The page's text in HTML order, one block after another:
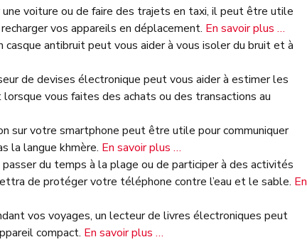
voiture ou de faire des trajets en taxi, il peut être utile
vos appareils en déplacement. En savoir plus …
casque antibruit peut vous aider à vous isoler du bruit et à
de devises électronique peut vous aider à estimer les
vous faites des achats ou des transactions au
sur votre smartphone peut être utile pour communiquer
la langue khmère. En savoir plus …
du temps à la plage ou de participer à des activités
de protéger votre téléphone contre l’eau et le sable. En
vos voyages, un lecteur de livres électroniques peut
compact. En savoir plus …